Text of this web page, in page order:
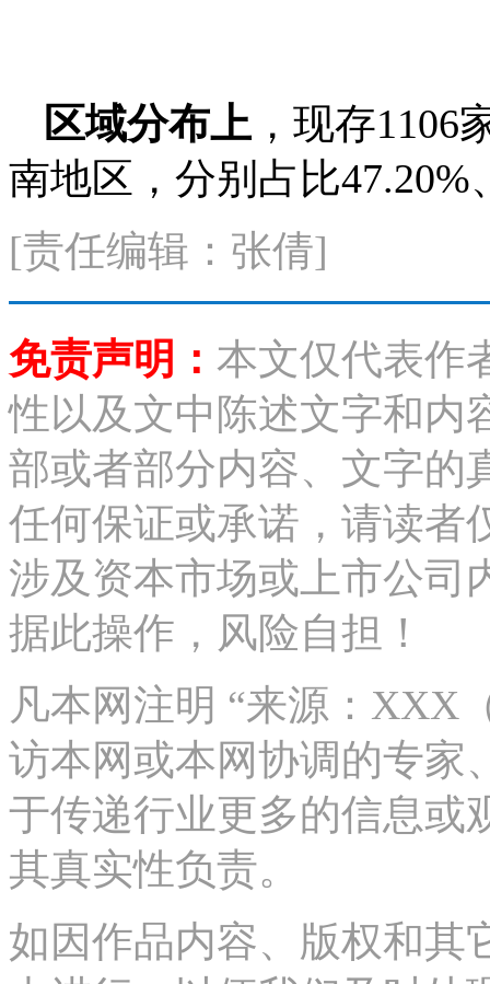
区域分布上 ，现存
南地区，分别占比47.20%
[责任编辑：张倩]
免责声明： 本文仅代表作
性以及文中陈述文字和内
部或者部分内容、文字的
任何保证或承诺，请读者
涉及资本市场或上市公司
据此操作，风险自担！
凡本网注明 “来源：XXX
访本网或本网协调的专家
于传递行业更多的信息或
其真实性负责。
如因作品内容、版权和其